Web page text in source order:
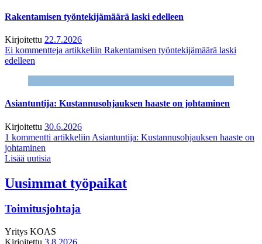
Rakentamisen työntekijämäärä laski edelleen
Kirjoitettu 22.7.2026
Ei kommentteja artikkeliin Rakentamisen työntekijämäärä laski
edelleen
Asiantuntija: Kustannusohjauksen haaste on johtaminen
Kirjoitettu 30.6.2026
1 kommentti artikkeliin Asiantuntija: Kustannusohjauksen haaste on
johtaminen
Lisää uutisia
Uusimmat työpaikat
Toimitusjohtaja
Yritys KOAS